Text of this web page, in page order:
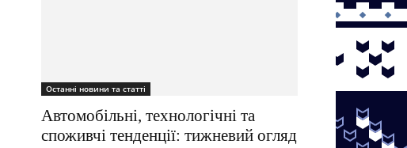
Останні новини та статті
Автомобільні, технологічні та
споживчі тенденції: тижневий огляд